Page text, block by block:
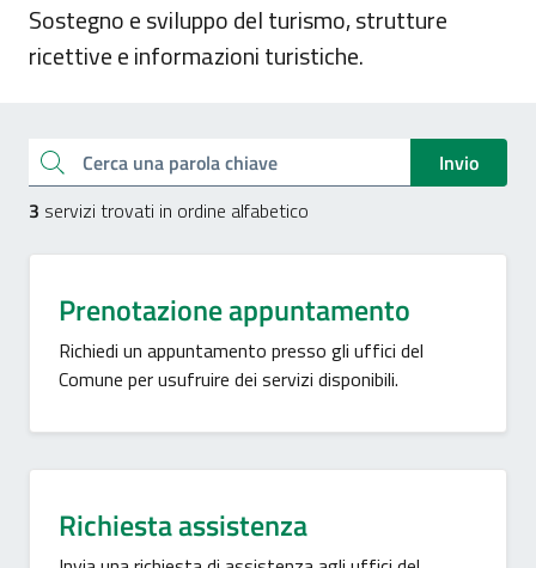
Sostegno e sviluppo del turismo, strutture
ricettive e informazioni turistiche.
Cerca una parola chiave
Invio
3 servizi trovati in ordine alfabetico
Prenotazione appuntamento
Richiedi un appuntamento presso gli uffici del
Comune per usufruire dei servizi disponibili.
Richiesta assistenza